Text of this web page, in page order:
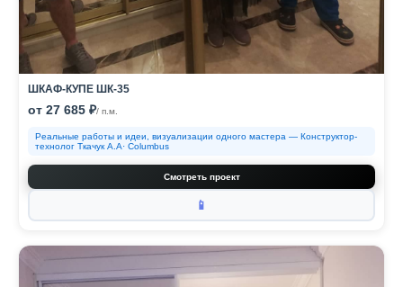
ШКАФ-КУПЕ ШК-35
от 27 685 ₽/ п.м.
Реальные работы и идеи, визуализации одного мастера — Конструктор-
технолог Ткачук А.А· Columbus
Смотреть проект
📱